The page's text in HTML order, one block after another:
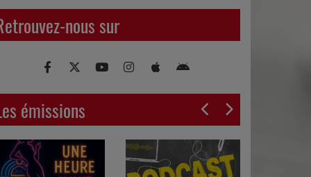
nous sur
émissions